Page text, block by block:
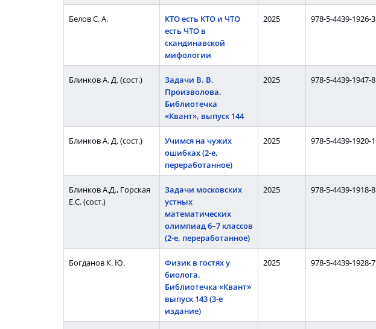
Белов С. А.
КТО есть КТО и ЧТО
есть ЧТО в
скандинавской
мифологии
2025 978-5-4439-1926-3
Блинков А. Д. (сост.)
Задачи В. В.
Произволова.
Библиотечка
«Квант», выпуск 144
2025 978-5-4439-1947-8
Блинков А. Д. (сост.)
Учимся на чужих
ошибках (2-е,
переработанное)
2025 978-5-4439-1920-1
Блинков А.Д., Горская
Е.С. (сост.)
Задачи московских
устных
математических
олимпиад 6–7 классов
(2-е, переработанное)
2025 978-5-4439-1918-8
Богданов К. Ю.
Физик в гостях у
биолога.
Библиотечка «Квант»
выпуск 143 (3-е
издание)
2025 978-5-4439-1928-7